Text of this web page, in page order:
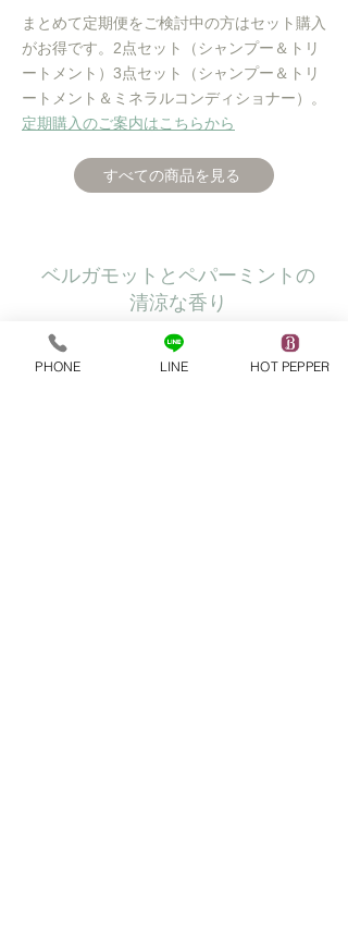
まとめて定期便をご検討中の方はセット購入
がお得です。2点セット（シャンプー＆トリ
ートメント）3点セット（シャンプー＆トリ
ートメント＆ミネラルコンディショナー）。
​定期購入のご案内はこちらから
すべての商品を見る
ベルガモットとペパーミントの
清涼な香り
みずみずしいベルガモットとレモンに、
スターアニスとペパーミントが響き合
PHONE LINE HOT PEPPER